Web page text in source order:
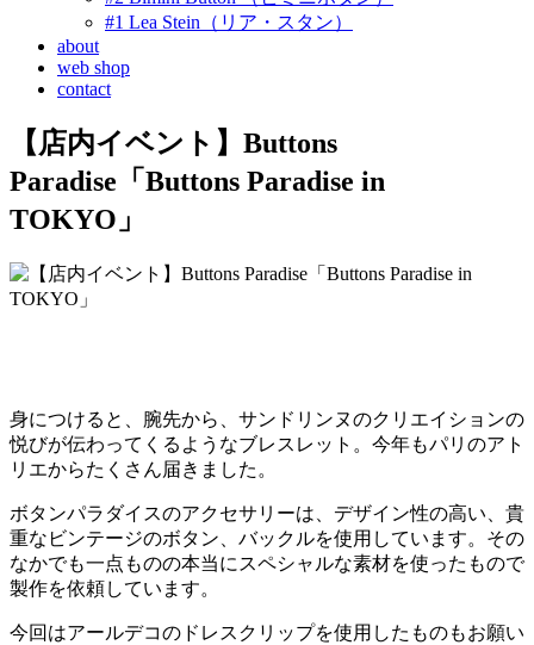
#1 Lea Stein（リア・スタン）
about
web shop
contact
【店内イベント】Buttons
Paradise「Buttons Paradise in
TOKYO」
身につけると、腕先から、サンドリンヌのクリエイションの
悦びが伝わってくるようなブレスレット。今年もパリのアト
リエからたくさん届きました。
ボタンパラダイスのアクセサリーは、デザイン性の高い、貴
重なビンテージのボタン、バックルを使用しています。その
なかでも一点ものの本当にスペシャルな素材を使ったもので
製作を依頼しています。
今回はアールデコのドレスクリップを使用したものもお願い